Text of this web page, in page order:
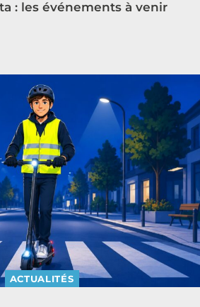
: les événements à venir
ACTUALITÉS